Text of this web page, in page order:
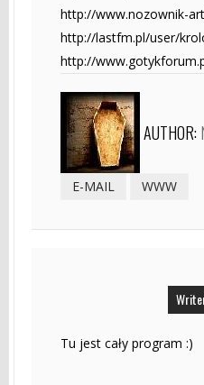
http://www.nozownik-
http://lastfm.pl/user/
http://
AUTHOR:
E-MAIL WWW
Tu jest cały program :)